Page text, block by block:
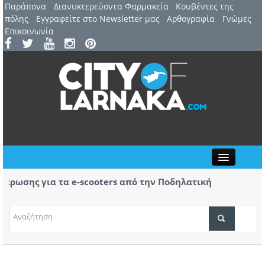
Παράπονα Διανυκτερεύοντα Φαρμακεία
Kουβέντες της
πόλης
Εγγραφείτε στο Newsletter μας Αρθογραφία
Γνώμες
Επικοινωνία
ΤΟΠΙΚΑ ΝΕΑ
για τα e-scooters από την Ποδηλατική